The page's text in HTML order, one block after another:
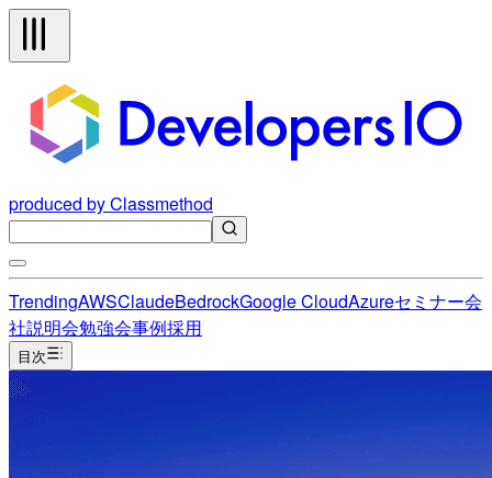
produced by Classmethod
TrendingAWSClaudeBedrockGoogle CloudAzureセミナー会
社説明会勉強会事例採用
目次